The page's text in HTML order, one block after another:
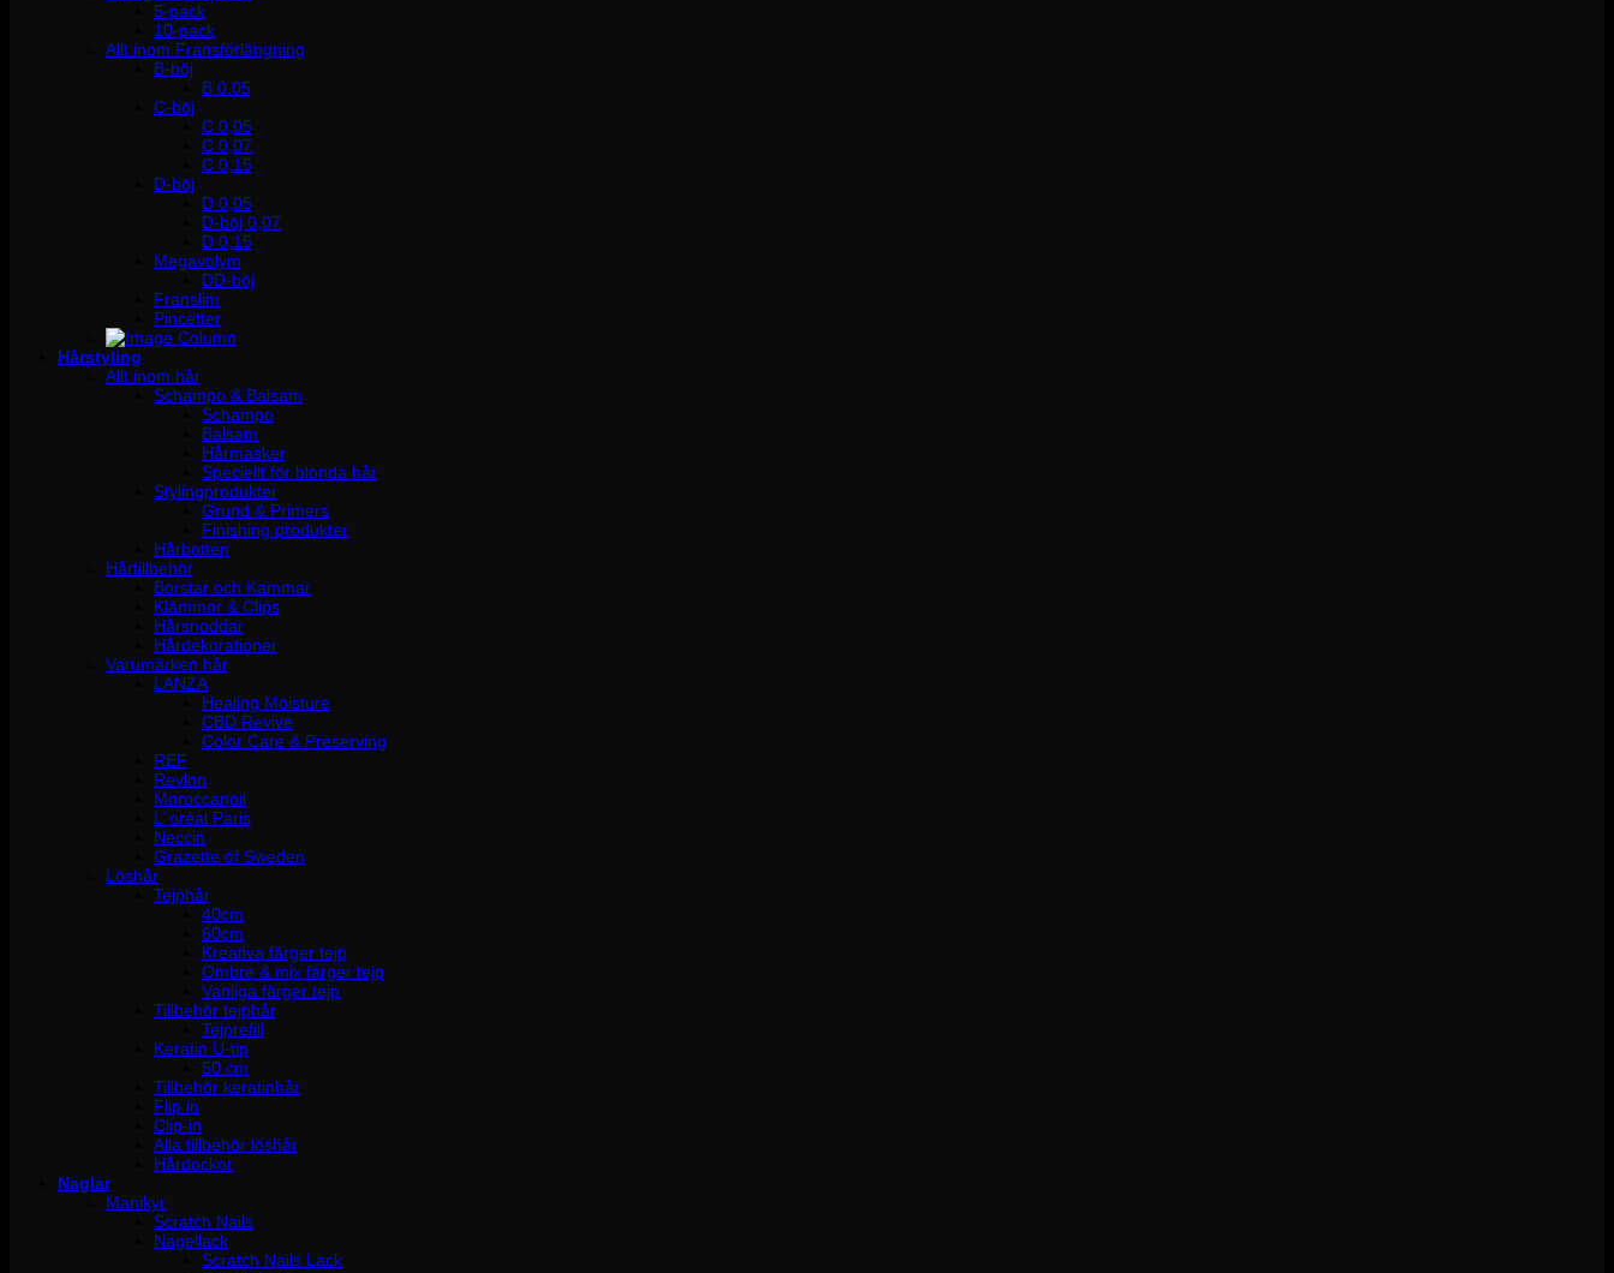
5-pack
10-pack
Allt inom Fransförlängning
B-böj
B 0.05
C-böj
C 0,05
C 0,07
C 0,15
D-böj
D 0,05
D-böj 0,07
D 0,15
Megavolym
DD-böj
Franslim
Pincetter
Hårstyling
Allt inom hår
Schampo & Balsam
Schampo
Balsam
Hårmasker
Speciellt för blonda hår
Stylingprodukter
Grund & Primers
Finishing produkter
Hårbotten
Hårtillbehör
Borstar och Kammar
Klämmor & Clips
Hårsnoddar
Hårdekorationer
Varumärken hår
LANZA
Healing Moisture
CBD Revive
Color Care & Preserving
REF
Revlon
Moroccanoil
L´oréal Paris
Neccin
Grazette of Sweden
Löshår
Tejphår
40cm
60cm
Kreativa färger tejp
Ombre & mix färger tejp
Vanliga färger tejp
Tillbehör tejphår
Tejprefill
Keratin U-tip
50 cm
Tillbehör keratinhår
Flip in
Clip-in
Alla tillbehör löshår
Hårdockor
Naglar
Manikyr
Scratch Nails
Nagellack
Scratch Nails Lack